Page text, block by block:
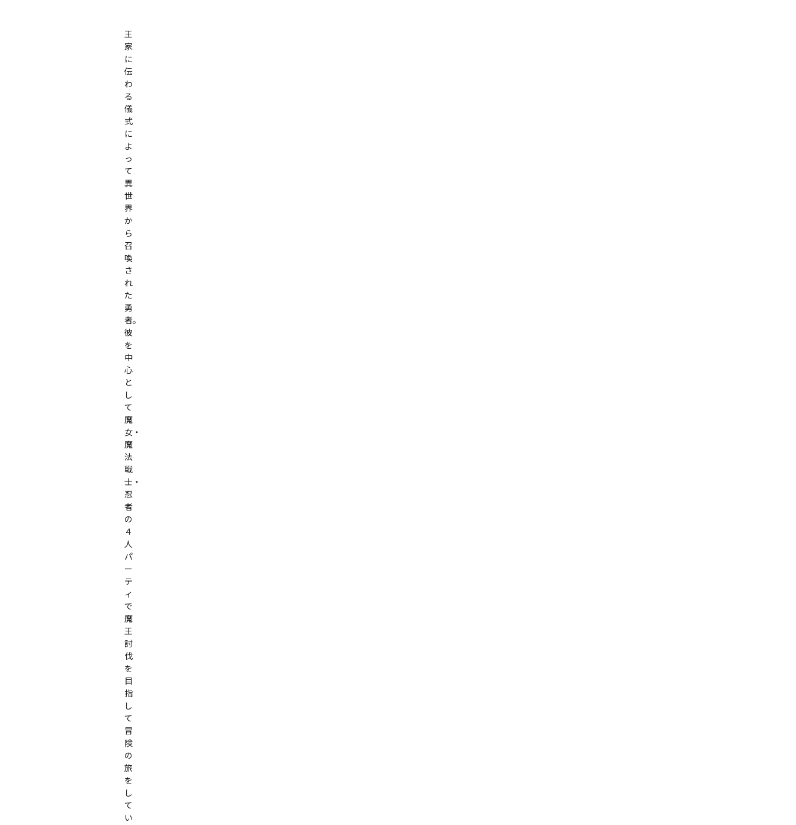
王
家
に
伝
わ
る
儀
式
に
よ
っ
て
異
世
界
か
ら
召
喚
さ
れ
た
勇
者。
彼
を
中
心
と
し
て
魔
女・
魔
法
戦
士・
忍
者
の
４
人
パ
ー
テ
ィ
で
魔
王
討
伐
を
目
指
し
て
冒
険
の
旅
を
し
て
い